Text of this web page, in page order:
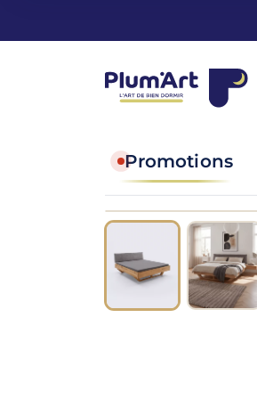
Promotions
−15% DÈS 2 ARTICLES
140 × 200